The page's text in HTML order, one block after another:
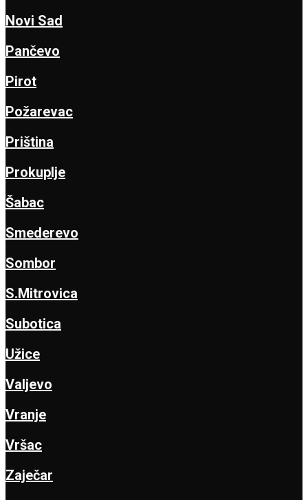
Novi Sad
Pančevo
Pirot
Požarevac
Priština
Prokuplje
Šabac
Smederevo
Sombor
S.Mitrovica
Subotica
Užice
Valjevo
Vranje
Vršac
Zaječar